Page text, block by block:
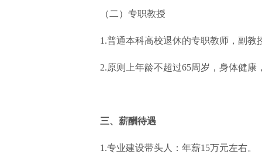
（二）专职教授
1.普通本科高校退休的专职教师，副
2.原则上年龄不超过65周岁，身体健
三、薪酬待遇
1.专业建设带头人：年薪15万元左右。